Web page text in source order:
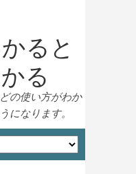
ると
る
の使い方がわか
になります。